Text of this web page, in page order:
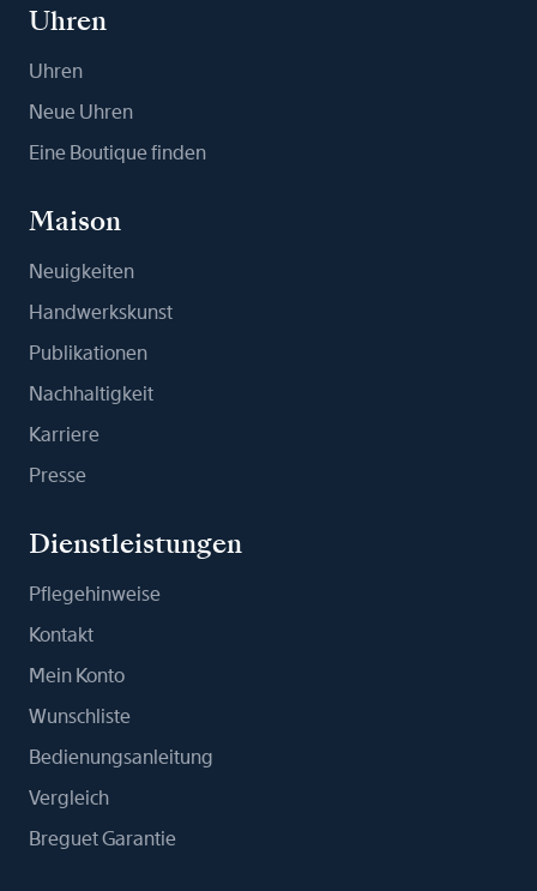
Uhren
Uhren
Neue Uhren
Eine Boutique finden
Maison
Neuigkeiten
Handwerkskunst
Publikationen
Nachhaltigkeit
Karriere
Presse
Dienstleistungen
Pflegehinweise
Kontakt
Mein Konto
Wunschliste
Bedienungsanleitung
Vergleich
Breguet Garantie